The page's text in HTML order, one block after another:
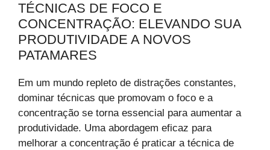
TÉCNICAS DE FOCO E
CONCENTRAÇÃO: ELEVANDO SUA
PRODUTIVIDADE A NOVOS
PATAMARES
Em um mundo repleto de distrações constantes,
dominar técnicas que promovam o foco e a
concentração se torna essencial para aumentar a
produtividade. Uma abordagem eficaz para
melhorar a concentração é praticar a técnica de